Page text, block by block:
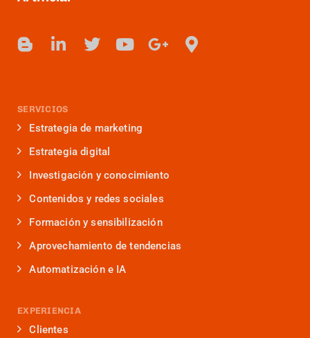
SERVICIOS
Estrategia de marketing
Estrategia digital
Investigación y conocimiento
Contenidos y redes sociales
Formación y sensibilización
Aprovechamiento de tendencias
Automatización e IA
EXPERIENCIA
Clientes